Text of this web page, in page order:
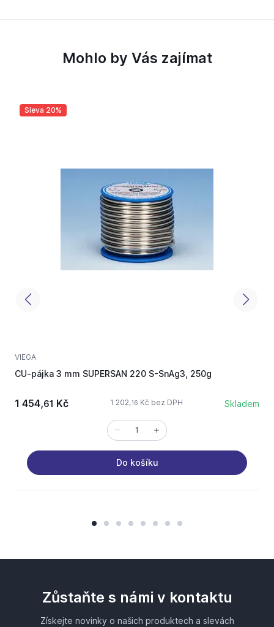
Mohlo by Vás zajímat
Sleva 20%
VIEGA
CU-pájka 3 mm SUPERSAN 220 S-SnAg3, 250g
1 454,61 Kč 1 202,16 Kč bez DPH Skladem
Do košíku
Zůstaňte s námi v kontaktu
Získejte novinky o našich produktech a slevách